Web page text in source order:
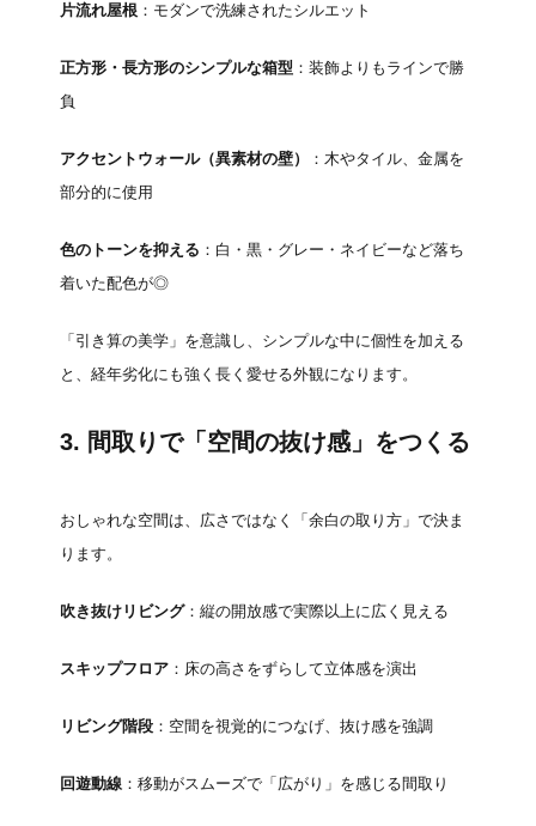
片流れ屋根 ：モダンで洗練されたシルエット
正方形・長方形のシンプルな箱型 ：装飾よりもラインで勝
負
アクセントウォール（異素材の壁）
：木やタイル、金属を
部分的に使用
色のトーンを抑える ：白・黒・グレー・ネイビーなど落ち
着いた配色が◎
「引き算の美学」を意識し、シンプルな中に個性を加える
と、経年劣化にも強く長く愛せる外観になります。
3. 間取りで「空間の抜け感」をつくる
おしゃれな空間は、広さではなく「余白の取り方」で決ま
ります。
吹き抜けリビング：縦の開放感で実際以上に広く見える
スキップフロア ：床の高さをずらして立体感を演出
リビング階段 ：空間を視覚的につなげ、抜け感を強調
回遊動線 ：移動がスムーズで「広がり」を感じる間取り